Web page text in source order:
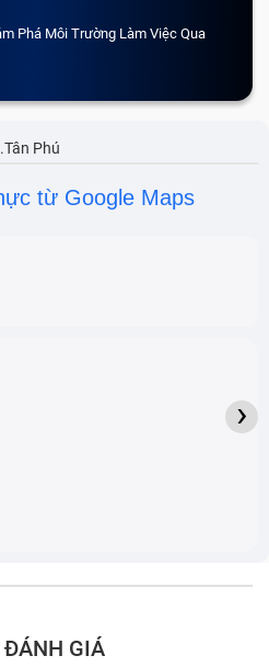
Phá Môi Trường Làm Việc Qua
Phú
từ Google Maps
›
ĐÁNH GIÁ